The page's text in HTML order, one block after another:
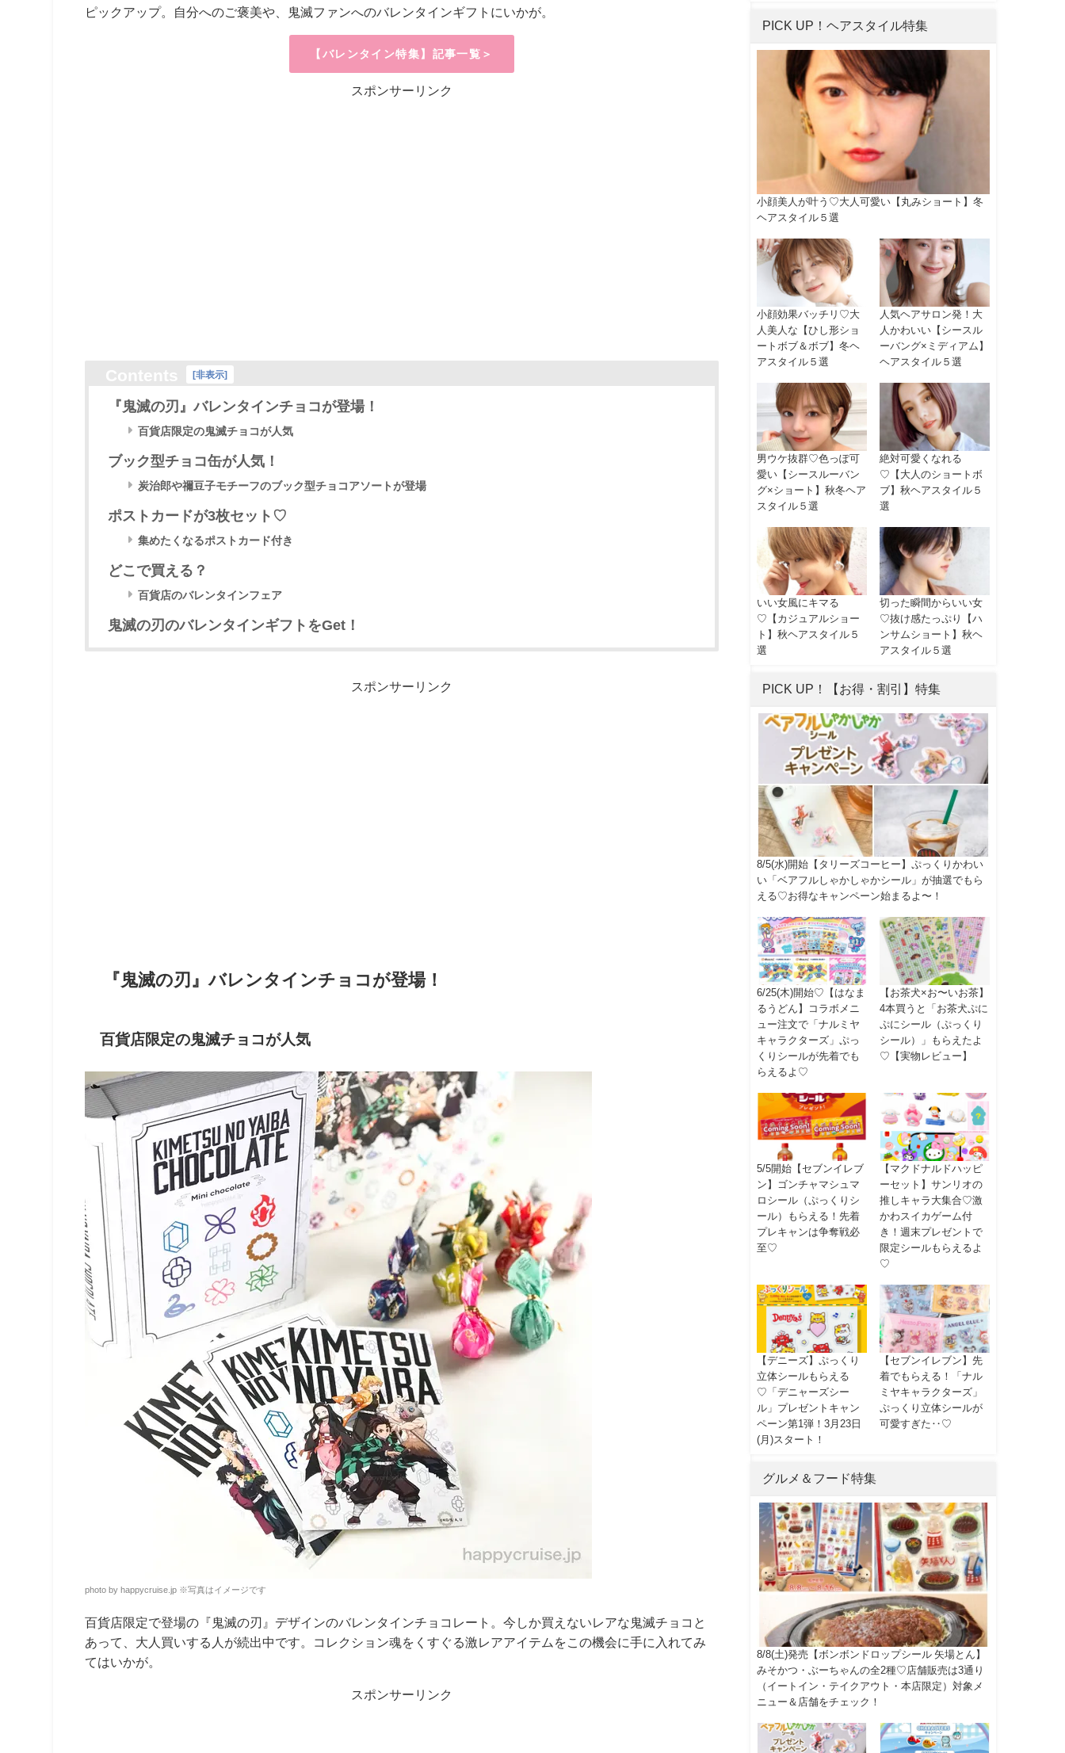
ピックアップ。自分へのご褒美や、鬼滅ファンへのバレンタインギフトにいかが。
【バレンタイン特集】記事一覧＞
スポンサーリンク
[非表示]
『鬼滅の刃』バレンタインチョコが登場！
百貨店限定の鬼滅チョコが人気
ブック型チョコ缶が人気！
炭治郎や禰豆子モチーフのブック型チョコアソートが登場
ポストカードが3枚セット♡
集めたくなるポストカード付き
どこで買える？
百貨店のバレンタインフェア
鬼滅の刃のバレンタインギフトをGet！
スポンサーリンク
『鬼滅の刃』バレンタインチョコが登場！
百貨店限定の鬼滅チョコが人気
photo by happycruise.jp ※写真はイメージです
百貨店限定で登場の『鬼滅の刃』デザインのバレンタインチョコレート。今しか買えないレアな鬼滅チョコと
あって、大人買いする人が続出中です。コレクション魂をくすぐる激レアアイテムをこの機会に手に入れてみ
てはいかが。
スポンサーリンク
PICK UP！ヘアスタイル特集
小顔美人が叶う♡大人可愛い【丸みショート】冬
ヘアスタイル５選
小顔効果バッチリ♡大
人美人な【ひし形ショ
ートボブ＆ボブ】冬ヘ
アスタイル５選
人気ヘアサロン発！大
人かわいい【シースル
ーバング×ミディアム】
ヘアスタイル５選
男ウケ抜群♡色っぽ可
愛い【シースルーバン
グ×ショート】秋冬ヘア
スタイル５選
絶対可愛くなれる
♡【大人のショートボ
ブ】秋ヘアスタイル５
選
いい女風にキマる
♡【カジュアルショー
ト】秋ヘアスタイル５
選
切った瞬間からいい女
♡抜け感たっぷり【ハ
ンサムショート】秋ヘ
アスタイル５選
PICK UP！【お得・割引】特集
8/5(水)開始【タリーズコーヒー】ぷっくりかわい
い「ベアフルしゃかしゃかシール」が抽選でもら
える♡お得なキャンペーン始まるよ〜！
6/25(木)開始♡【はなま
るうどん】コラボメニ
ュー注文で「ナルミヤ
キャラクターズ」ぷっ
くりシールが先着でも
らえるよ♡
【お茶犬×お〜いお茶】
4本買うと「お茶犬ぷに
ぷにシール（ぷっくり
シール）」もらえたよ
♡【実物レビュー】
5/5開始【セブンイレブ
ン】ゴンチャマシュマ
ロシール（ぷっくりシ
ール）もらえる！先着
プレキャンは争奪戦必
至♡
【マクドナルドハッピ
ーセット】サンリオの
推しキャラ大集合♡激
かわスイカゲーム付
き！週末プレゼントで
限定シールもらえるよ
♡
【デニーズ】ぷっくり
立体シールもらえる
♡「デニャーズシー
ル」プレゼントキャン
ペーン第1弾！3月23日
(月)スタート！
【セブンイレブン】先
着でもらえる！「ナル
ミヤキャラクターズ」
ぷっくり立体シールが
可愛すぎた‥♡
グルメ＆フード特集
8/8(土)発売【ボンボンドロップシール 矢場とん】
みそかつ・ぶーちゃんの全2種♡店舗販売は3通り
（イートイン・テイクアウト・本店限定）対象メ
ニュー＆店舗をチェック！